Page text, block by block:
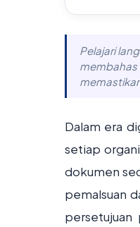
Pelajari
membahas
Dalam era
setiap
dokumen
pemalsuan
persetujuan